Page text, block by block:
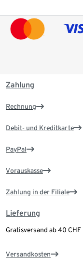
Zahlung
Rechnung
Debit- und Kreditkarte
PayPal
Vorauskasse
Zahlung in der Filiale
Lieferung
Gratisversand ab 40 CHF
Versandkosten